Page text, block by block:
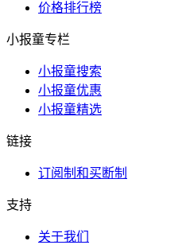
价格排行榜
小报童专栏
小报童搜索
小报童优惠
小报童精选
链接
订阅制和买断制
支持
关于我们